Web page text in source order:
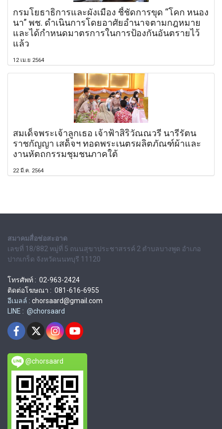
กรมโยธาธิการและผังเมือง ชี้ชัดการขุด “โคก หนอง
นา” พช. ดำเนินการโดยอาศัยอำนาจตามกฎหมาย
และได้กำหนดมาตรการในการป้องกันอันตรายไว้
แล้ว
12 เม.ย 2564
สมเด็จพระเจ้าลูกเธอ เจ้าฟ้าสิริวัณณวรี นารีรัตน
ราชกัญญา เสด็จฯ ทอดพระเนตรผลิตภัณฑ์ผ้าและ
งานหัตถกรรมชุมชนภาคใต้
22 มี.ค. 2564
สมาคมสื่อช่อสะอาด
เลขที่ 18/882 หมู่ที่ 5 ถนนสุขาประชาสรรค์ 2 ตำบลบางพูด อำเภอ
ปากเกร็ด จังหวัดนนทบุรี 11120
โทรศัพท์ : 02-963-2424
ติดต่อโฆษณา : 081-616-6955
อีเมลล์ : chorsaard@gmail.com
LINE : @chorsaard
@chorsaard